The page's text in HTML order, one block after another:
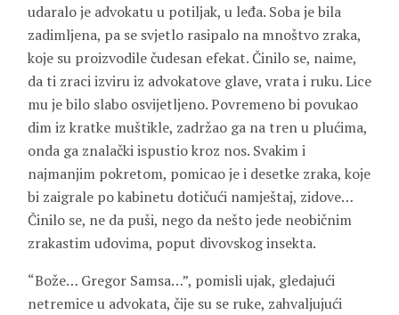
udaralo je advokatu u potiljak, u leđa. Soba je bila
zadimljena, pa se svjetlo rasipalo na mnoštvo zraka,
koje su proizvodile čudesan efekat. Činilo se, naime,
da ti zraci izviru iz advokatove glave, vrata i ruku. Lice
mu je bilo slabo osvijetljeno. Povremeno bi povukao
dim iz kratke muštikle, zadržao ga na tren u plućima,
onda ga znalački ispustio kroz nos. Svakim i
najmanjim pokretom, pomicao je i desetke zraka, koje
bi zaigrale po kabinetu dotičući namještaj, zidove…
Činilo se, ne da puši, nego da nešto jede neobičnim
zrakastim udovima, poput divovskog insekta.
“Bože… Gregor Samsa…”, pomisli ujak, gledajući
netremice u advokata, čije su se ruke, zahvaljujući